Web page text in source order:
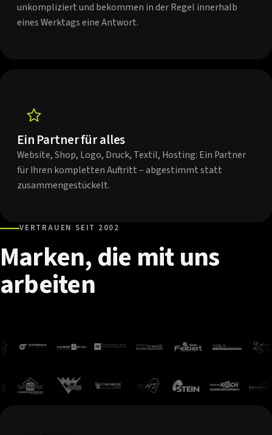
unkompliziert und bekommen in der Regel innerhalb
eines Werktags eine Antwort.
Ein Partner für alles
Website, Shop, Logo, Druck, Textil, Hosting: Ein Partner
für Ihren kompletten Auftritt – abgestimmt statt
zusammengestückelt.
VERTRAUEN SEIT 2002
Marken,die mituns
arbeiten